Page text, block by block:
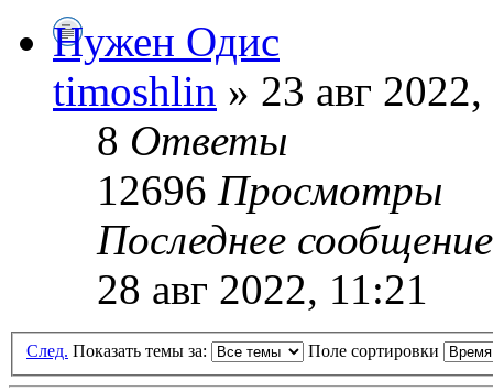
Нужен Одис
timoshlin » 23 авг
8 Ответы
12696 Просмотры
Последнее
28 авг 2022, 11:21
След. Показать темы за: Поле сортировки